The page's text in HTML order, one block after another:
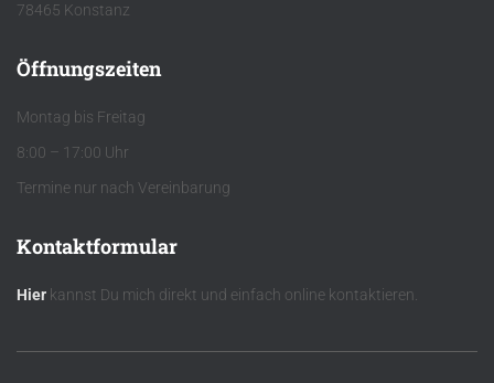
78465 Konstanz
Öffnungszeiten
Montag bis Freitag
8:00 – 17:00 Uhr
Termine nur nach Vereinbarung
Kontaktformular
Hier kannst Du mich direkt und einfach online kontaktieren.